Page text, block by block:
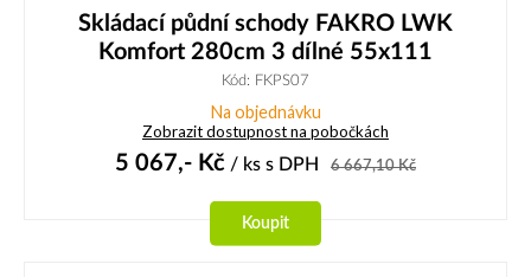
Skládací půdní schody FAKRO LWK
Komfort 280cm 3 dílné 55x111
Kód: FKPS07
Na objednávku
Zobrazit dostupnost na pobočkách
5 067,- Kč / ks s DPH 6 667,10Kč
Koupit